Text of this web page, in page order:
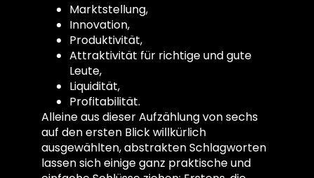
Marktstellung,
Innovation,
Produktivität,
Attraktivität für richtige und gute
Leute,
Liquidität,
Profitabilität.
Alleine aus dieser Aufzählung von sechs
auf den ersten Blick willkürlich
ausgewählten, abstrakten Schlagworten
lassen sich einige ganz praktische und